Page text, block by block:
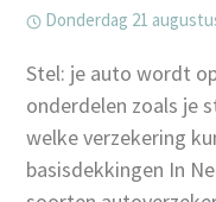
Donderdag 21
‌Stel: je auto wordt
onderdelen zoals je
welke verzekering
basisdekkingen In